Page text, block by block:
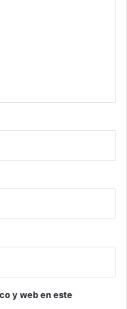
y web en este